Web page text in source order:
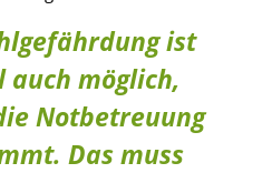
ist
auch möglich,
Notbetreuung
Das muss